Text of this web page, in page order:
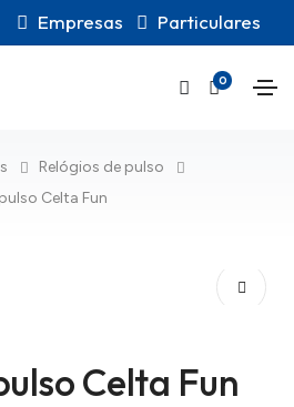
Empresas Particulares
0
Relógios de pulso
Celta Fun
Celta Fun